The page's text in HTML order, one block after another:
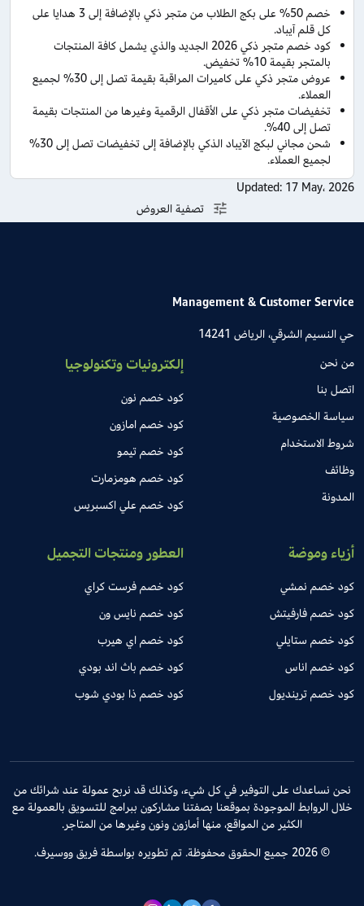
خصم 50% على بكج الطلاب من متجر ذكي بالإضافة إلى 3 هدايا على
كل قلم آيباد.
كود خصم متجر ذكي 2026 الجديد والذي يشمل كافة المنتجات
بالمتجر بقيمة 10% تخفيض.
عروض متجر ذكي على كاميرات المراقبة بقيمة تصل إلى 30% لجميع
العملاء.
تخفيضات متجر ذكي على الأقفال الرقمية وغيرها من المنتجات بقيمة
تصل إلى 40%.
شحن مجاني لبكج الآيباد الذكي بالإضافة إلى تخفيضات تصل إلى 30%
لجميع العملاء.
Updated: 17 May، 2026
تصفية العروض
Management & Customer Service
حي النسيم الشرقي، الرياض 14241
من نحن
اتصل بنا
سياسة الخصوصية
شروط الاستخدام
وظائف
المدونة
إلكترونيات وتكنولوجيا
كود خصم نون
كود خصم امازون
كود خصم تيمو
كود خصم هومزمارت
كود خصم علي اكسبريس
أزياء وموضة
كود خصم نمشي
كود خصم فارفيتش
كود خصم ستايلي
كود خصم اناس
كود خصم ترينديول
العطور ومنتجات التجميل
كود خصم فرست كراي
كود خصم نايس ون
كود خصم اي هيرب
كود خصم باث اند بودي
كود خصم ذا بودي شوب
نحن نساعدك على التوفير في كل شيء، وكذلك قد نربح عمولة عند شرائك من
خلال الروابط الموجودة بموقعنا بصفتنا مشاركون ببرامج للتسويق بالعمولة مع
الكثير من المواقع، منها أمازون ونون وغيرها من المتاجر.
© 2026 جميع الحقوق محفوظة. تم تطويره بواسطة فريق ووسيرف.